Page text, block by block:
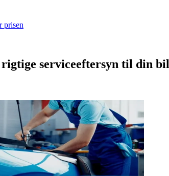
prisen
serviceeftersyn til din bil